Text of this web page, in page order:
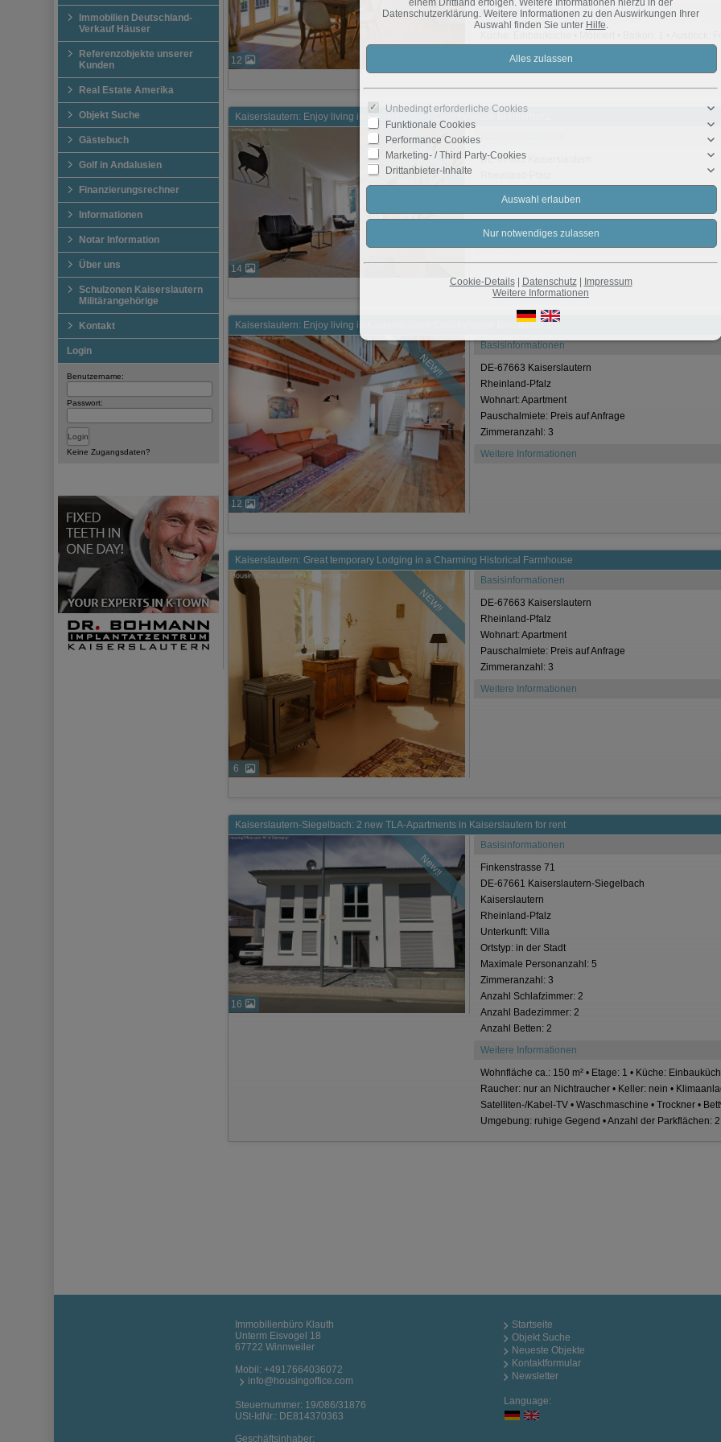
Immobilien Deutschland-
Verkauf Häuser
Referenzobjekte unserer
Kunden
Real Estate Amerika
Objekt Suche
Gästebuch
Golf in Andalusien
Finanzierungsrechner
Informationen
Notar Information
Über uns
Schulzonen Kaiserslautern
Militärangehörige
Kontakt
Login
Benutzername:
Passwort:
Keine Zugangsdaten?
12
Weitere Informationen
Küche: Einbauküche • Möbliert • Balkon: 1 •
Kaiserslautern: Enjoy living in Kasierslautern Countryhouse Bremerhof 2
14
NEW!!
DE-67663 Kaiserslautern
Zimmeranzahl: 3
Weitere Informationen
Kaiserslautern: Enjoy living in Kasierslautern Countryhouse Bremerhof 3
12
NEW!!
Basisinformationen
DE-67663 Kaiserslautern
Rheinland-Pfalz
Wohnart: Apartment
Pauschalmiete: Preis auf Anfrage
Zimmeranzahl: 3
Weitere Informationen
Kaiserslautern: Great temporary Lodging in a Charming Historical Farmhouse
6
NEW!!
Basisinformationen
DE-67663 Kaiserslautern
Rheinland-Pfalz
Wohnart: Apartment
Pauschalmiete: Preis auf Anfrage
Zimmeranzahl: 3
Weitere Informationen
Kaiserslautern-Siegelbach: 2 new TLA-Apartments in Kaiserslautern for rent
16
New!!
Basisinformationen
Finkenstrasse 71
DE-67661 Kaiserslautern-Siegelbach
Kaiserslautern
Rheinland-Pfalz
Unterkunft: Villa
Ortstyp: in der Stadt
Maximale Personanzahl: 5
Zimmeranzahl: 3
Anzahl Schlafzimmer: 2
Anzahl Badezimmer: 2
Anzahl Betten: 2
Weitere Informationen
Wohnfläche ca.: 150 m² • Etage: 1 • Küche:
Raucher: nur an Nichtraucher • Keller: nein •
Satelliten-/Kabel-TV • Waschmaschine • Trockner •
Umgebung: ruhige Gegend • Anzahl der Parkflächen:
Immobilienbüro Klauth
Unterm Eisvogel 18
67722 Winnweiler
Mobil:+4917664036072
info@housingoffice.com
Steuernummer: 19/086/31876
USt-IdNr.: DE814370363
Geschäftsinhaber:
Startseite
Objekt Suche
Neueste Objekte
Kontaktformular
Newsletter
Language:
einem Drittland erfolgen. Weitere Informationen hierzu in der
Datenschutzerklärung. Weitere Informationen zu den Auswirkungen Ihrer
Auswahl finden Sie unter Hilfe.
Unbedingt erforderliche Cookies
Funktionale Cookies
Performance Cookies
Marketing- / Third Party-Cookies
Drittanbieter-Inhalte
Cookie-Details| Datenschutz|
Impressum
Weitere Informationen